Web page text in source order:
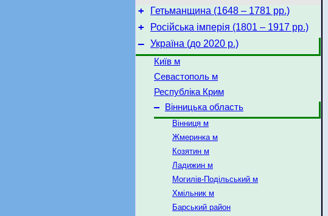
+ Гетьманщина (1648 – 1781 рр.)
+ Російська імперія (1801 – 1917 рр.)
– Україна (до 2020 р.)
Київ м
Севастополь м
Республіка Крим
– Вінницька область
Вінниця м
Жмеринка м
Козятин м
Ладижин м
Могилів-Подільський м
Хмільник м
Барський район